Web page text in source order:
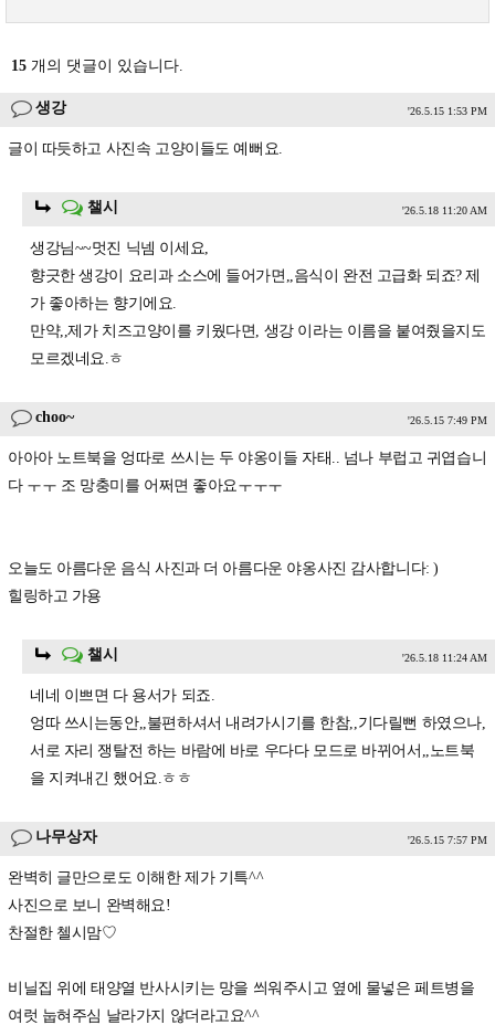
15 개의 댓글이 있습니다.
생강 '26.5.15 1:53 PM
글이 따듯하고 사진속 고양이들도 예뻐요.
챌시 '26.5.18 11:20 AM
생강님~~멋진 닉넴 이세요,
향긋한 생강이 요리과 소스에 들어가면,,음식이 완전 고급화 되죠? 제
가 좋아하는 향기에요.
만약,,제가 치즈고양이를 키웠다면, 생강 이라는 이름을 붙여줬을지도
모르겠네요.ㅎ
choo~ '26.5.15 7:49 PM
아아아 노트북을 엉따로 쓰시는 두 야옹이들 자태.. 넘나 부럽고 귀엽습니
다 ㅜㅜ 조 망충미를 어쩌면 좋아요ㅜㅜㅜ
오늘도 아름다운 음식 사진과 더 아름다운 야옹사진 감사합니다: )
힐링하고 가용
챌시 '26.5.18 11:24 AM
네네 이쁘면 다 용서가 되죠.
엉따 쓰시는동안,,불편하셔서 내려가시기를 한참,,기다릴뻔 하였으나,
서로 자리 쟁탈전 하는 바람에 바로 우다다 모드로 바뀌어서,,노트북
을 지켜내긴 했어요.ㅎㅎ
나무상자 '26.5.15 7:57 PM
완벽히 글만으로도 이해한 제가 기특^^
사진으로 보니 완벽해요!
찬절한 첼시맘♡
비닐집 위에 태양열 반사시키는 망을 씌워주시고 옆에 물넣은 페트병을
여럿 눕혀주심 날라가지 않더라고요^^